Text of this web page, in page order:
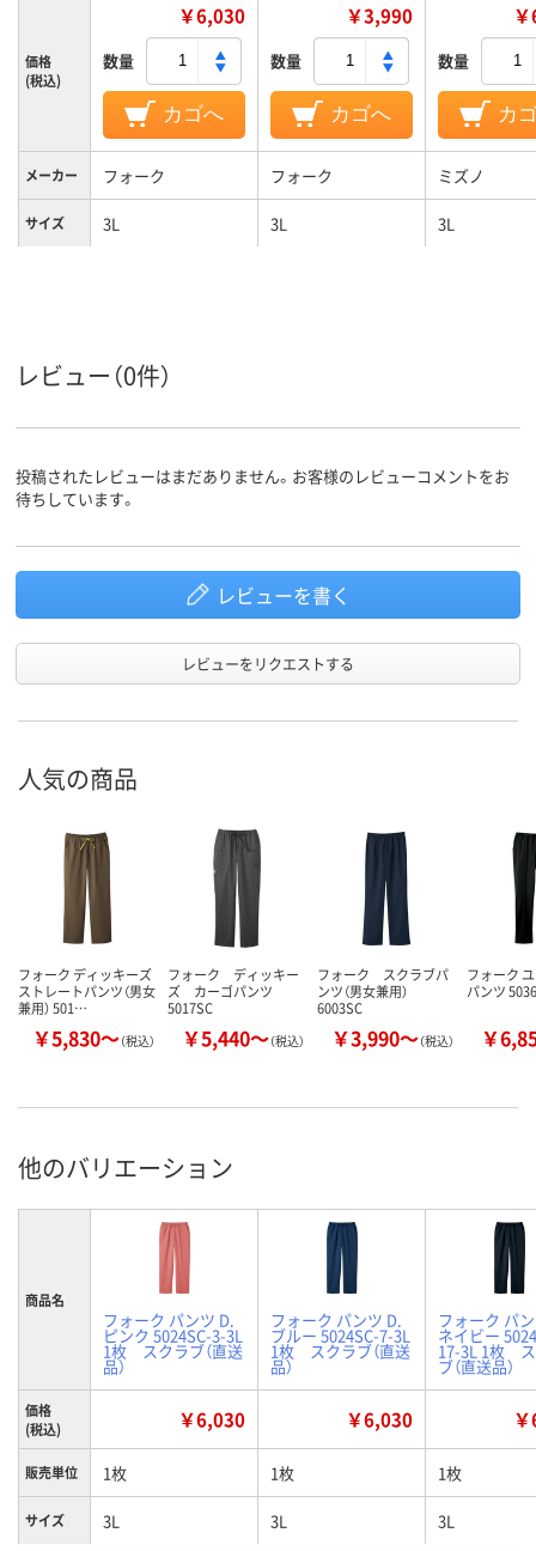
価格
(税込)
￥6,030
数量
カゴへ
￥3,990
数量
カゴへ
数量
カ
メーカー フォーク フォーク ミズノ
サイズ 3L 3L 3L
レビュー（0件）
投稿されたレビューはまだありません。お客様のレビューコメントをお
待ちしています。
レビューを書く
レビューをリクエストする
人気の商品
フォーク ディッキーズ
ストレートパンツ（男女
兼用） 501…
￥5,830～（税込）
フォーク ディッキー
ズ カーゴパンツ
5017SC
￥5,440～（税込）
フォーク スクラブパ
ンツ（男女兼用）
6003SC
￥3,990～（税込）
フォーク
パンツ
￥
他のバリエーション
商品名
フォーク パンツ D.
ピンク 5024SC-3-3L
1枚 スクラブ（直送
品）
フォーク パンツ D.
ブルー 5024SC-7-3L
1枚 スクラブ（直送
品）
フォーク パ
ネイビー
17-3L 1枚
ブ（直送品）
価格
(税込)
￥6,030 ￥6,030
販売単位 1枚 1枚 1枚
サイズ 3L 3L 3L